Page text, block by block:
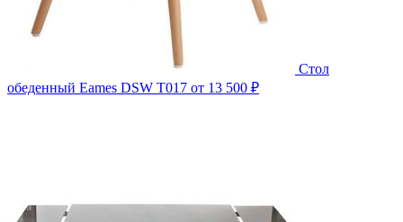
Стол
обеденный Eames DSW T017 от 13 500 ₽